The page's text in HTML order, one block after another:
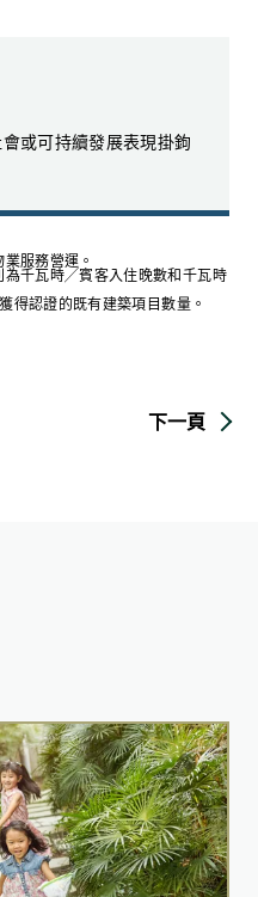
或可持續發展表現掛鉤
服務營運。
為千瓦時╱賓客入住晚數和千瓦時
得認證的既有建築項目數量。
下一頁